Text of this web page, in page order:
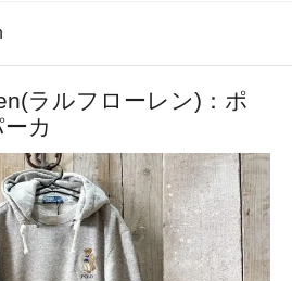
ラルフローレン)：ポ
カ